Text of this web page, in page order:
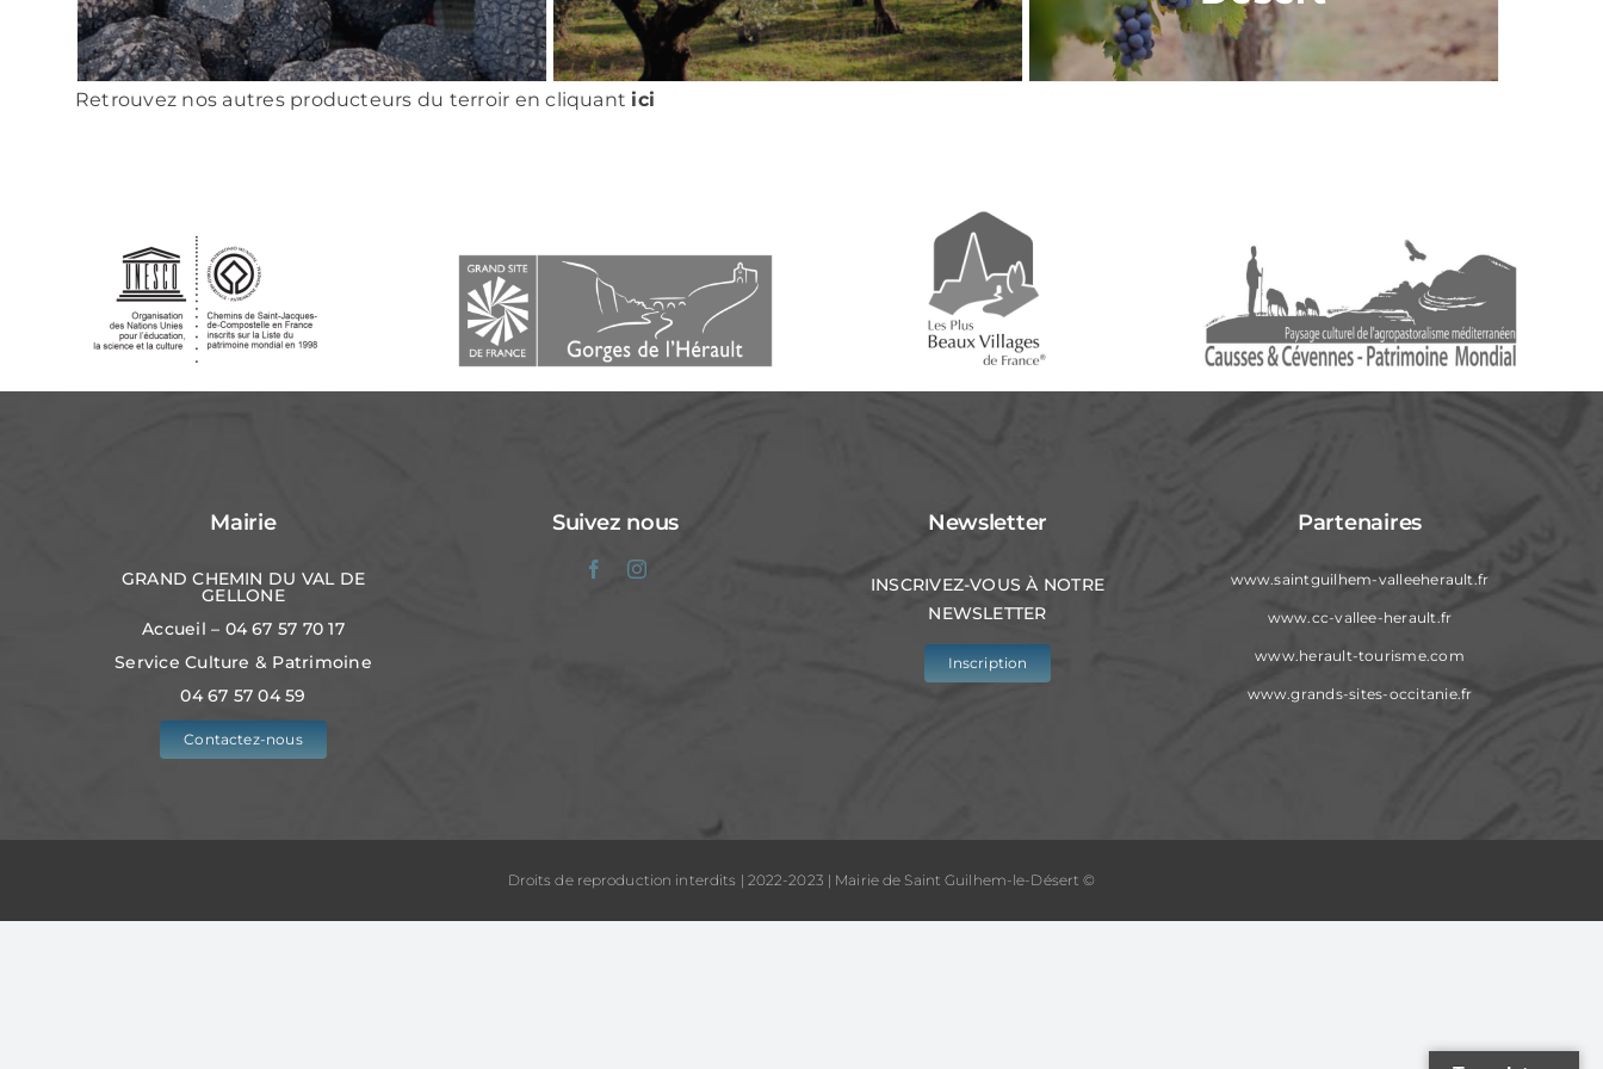
Retrouvez nos autres producteurs du terroir en cliquant ici
Mairie
GRAND CHEMIN DU VAL DE
GELLONE
Accueil – 04 67 57 70 17
Service Culture & Patrimoine
04 67 57 04 59
Contactez-nous
Suivez nous Newsletter
INSCRIVEZ-VOUS À NOTRE
NEWSLETTER
Inscription
Partenaires
www.saintguilhem-valleeherault.fr
www.cc-vallee-herault.fr
www.herault-tourisme.com
www.grands-sites-occitanie.fr
Droits de reproduction interdits | 2022-2023 | Mairie de Saint Guilhem-le-Désert ©